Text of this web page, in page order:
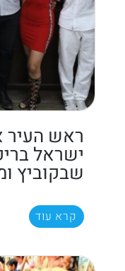
ראש העיר
ישראל
שבקוביץ
קרא עוד